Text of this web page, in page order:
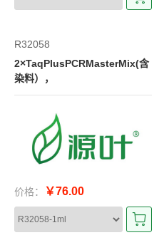
R32058
2×TaqPlusPCRMasterMix(含
染料），
价格： ￥76.00